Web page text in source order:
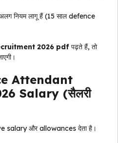
नियम लागू हैं (15 साल defence
2026 pdf पढ़ते हैं, तो
Attendant
Salary (सैलरी
salary और allowances देता है।